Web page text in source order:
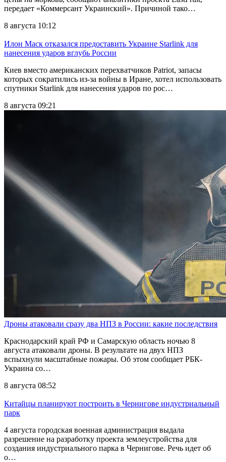
передает «Коммерсант Украинский». Причиной тако…
8 августа 10:12
Илон Маск отказался предоставить Украине Starlink для
нанесения ударов вглубь России
Киев вместо американских перехватчиков Patriot, запасы
которых сократились из-за войны в Иране, хотел использовать
спутники Starlink для нанесения ударов по рос…
8 августа 09:21
Дроны атаковали сразу два НПЗ в России: какие последствия
Краснодарский край РФ и Самарскую область ночью 8
августа атаковали дроны. В результате на двух НПЗ
вспыхнули масштабные пожары. Об этом сообщает РБК-
Украина со…
8 августа 08:52
Китайцы планируют построить в Чернигове индустриальный
парк
4 августа городская военная администрация выдала
разрешение на разработку проекта землеустройства для
создания индустриального парка в Чернигове. Речь идет об
о…